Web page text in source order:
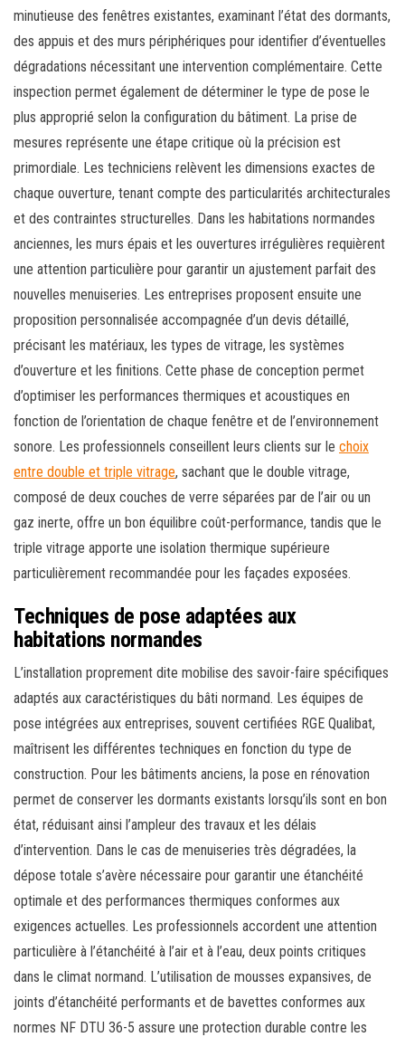
minutieuse des fenêtres existantes, examinant l’état des dormants,
des appuis et des murs périphériques pour identifier d’éventuelles
dégradations nécessitant une intervention complémentaire. Cette
inspection permet également de déterminer le type de pose le
plus approprié selon la configuration du bâtiment. La prise de
mesures représente une étape critique où la précision est
primordiale. Les techniciens relèvent les dimensions exactes de
chaque ouverture, tenant compte des particularités architecturales
et des contraintes structurelles. Dans les habitations normandes
anciennes, les murs épais et les ouvertures irrégulières requièrent
une attention particulière pour garantir un ajustement parfait des
nouvelles menuiseries. Les entreprises proposent ensuite une
proposition personnalisée accompagnée d’un devis détaillé,
précisant les matériaux, les types de vitrage, les systèmes
d’ouverture et les finitions. Cette phase de conception permet
d’optimiser les performances thermiques et acoustiques en
fonction de l’orientation de chaque fenêtre et de l’environnement
sonore. Les professionnels conseillent leurs clients sur le choix
entre double et triple vitrage, sachant que le double vitrage,
composé de deux couches de verre séparées par de l’air ou un
gaz inerte, offre un bon équilibre coût-performance, tandis que le
triple vitrage apporte une isolation thermique supérieure
particulièrement recommandée pour les façades exposées.
Techniques de pose adaptées aux
habitations normandes
L’installation proprement dite mobilise des savoir-faire spécifiques
adaptés aux caractéristiques du bâti normand. Les équipes de
pose intégrées aux entreprises, souvent certifiées RGE Qualibat,
maîtrisent les différentes techniques en fonction du type de
construction. Pour les bâtiments anciens, la pose en rénovation
permet de conserver les dormants existants lorsqu’ils sont en bon
état, réduisant ainsi l’ampleur des travaux et les délais
d’intervention. Dans le cas de menuiseries très dégradées, la
dépose totale s’avère nécessaire pour garantir une étanchéité
optimale et des performances thermiques conformes aux
exigences actuelles. Les professionnels accordent une attention
particulière à l’étanchéité à l’air et à l’eau, deux points critiques
dans le climat normand. L’utilisation de mousses expansives, de
joints d’étanchéité performants et de bavettes conformes aux
normes NF DTU 36-5 assure une protection durable contre les